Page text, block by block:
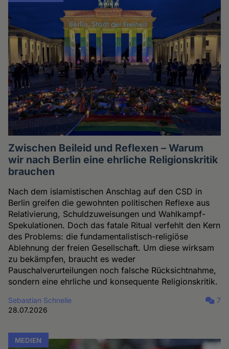
Zwischen Beileid und Reflexen – Warum
wir nach Berlin eine ehrliche Religionskritik
brauchen
Nach dem islamistischen Anschlag auf den CSD in
Berlin greifen die gewohnten politischen Reflexe aus
Relativierung, Schuldzuweisungen und Wahlkampf-
Spekulationen. Doch das fatale Ritual verfehlt den Kern
des Problems: die fundamentalistisch-religiöse
Ablehnung der freien Gesellschaft. Um diese wirksam
zu bekämpfen, braucht es weder
Pauschalverurteilungen noch falsche Rücksichtnahme,
sondern eine ehrliche und konsequente Religionskritik.
Sebastian Schnelle
28.07.2026
7
MEDIEN